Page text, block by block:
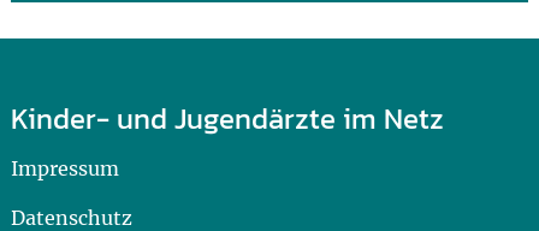
Kinder- und Jugendärzte im Netz
Impressum
Datenschutz